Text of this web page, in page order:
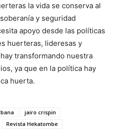
la vida se conserva al
y seguridad
apoyo desde las políticas
huerteras, lideresas y
transformando nuestra
ya que en la política hay
huerta.
jairo crispin
Revista Hekatombe